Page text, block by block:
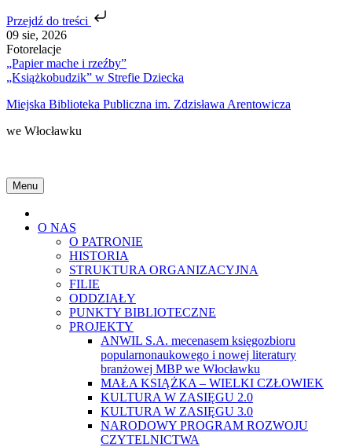
Przejdź do treści
Skip
to
content
09 sie, 2026
Fotorelacje
„Papier mache i rzeźby”
„Książkobudzik” w Strefie Dziecka
Miejska Biblioteka Publiczna im. Zdzisława Arentowicza
we Włocławku
Menu
O NAS
O PATRONIE
HISTORIA
STRUKTURA ORGANIZACYJNA
FILIE
ODDZIAŁY
PUNKTY BIBLIOTECZNE
PROJEKTY
ANWIL S.A. mecenasem księgozbioru
popularnonaukowego i nowej literatury
branżowej MBP we Włocławku
MAŁA KSIĄŻKA – WIELKI CZŁOWIEK
KULTURA W ZASIĘGU 2.0
KULTURA W ZASIĘGU 3.0
NARODOWY PROGRAM ROZWOJU
CZYTELNICTWA